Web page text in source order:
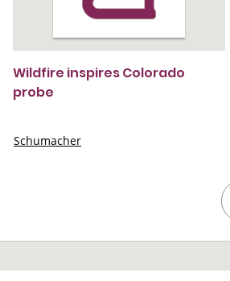
Wildfire inspires Colorado
probe
Schumacher